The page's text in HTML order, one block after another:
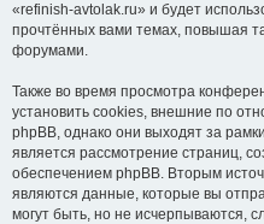
«refinish-avtolak.ru» и будет
прочтённых вами темах, повышая
форумами.
Также во время просмотра
установить cookies, внешние по
phpBB, однако они выходят за
является рассмотрение страниц,
обеспечением phpBB. Вторым
являются данные, которые вы
могут быть, но не исчерпываются,